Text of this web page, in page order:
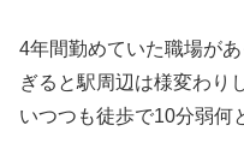
4年間勤めていた職場が
ぎると駅周辺は様変わり
いつつも徒歩で10分弱何